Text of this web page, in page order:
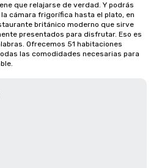
que relajarse de verdad. Y podrás
cámara frigorífica hasta el plato, en
británico moderno que sirve
presentados para disfrutar. Eso es
Ofrecemos 51 habitaciones
las comodidades necesarias para